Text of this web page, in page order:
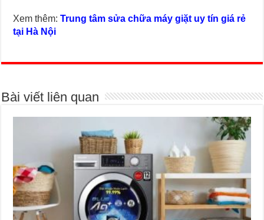
Xem thêm:Trung tâm sửa chữa máy giặt uy tín giá rẻ
tại Hà Nội
Bài viết liên quan